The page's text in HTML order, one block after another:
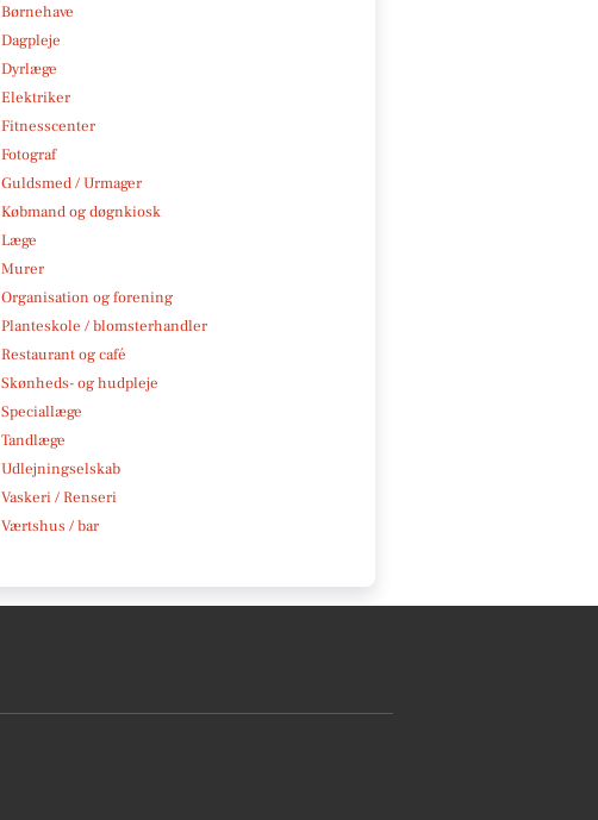
Børnehave
Dagpleje
Dyrlæge
Elektriker
Fitnesscenter
Fotograf
Guldsmed / Urmager
Købmand og døgnkiosk
Læge
Murer
Organisation og forening
Planteskole / blomsterhandler
Restaurant og café
Skønheds- og hudpleje
Speciallæge
Tandlæge
Udlejningselskab
Vaskeri / Renseri
Værtshus / bar